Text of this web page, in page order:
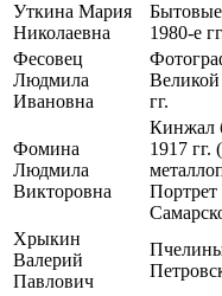
Уткина Мария
Николаевна
1980-е
Фесовец
Людмила
Ивановна
гг.
Фомина
Людмила
Викторовна
Кинжал
1917 гг.
Портрет
Хрыкин
Валерий
Павлович